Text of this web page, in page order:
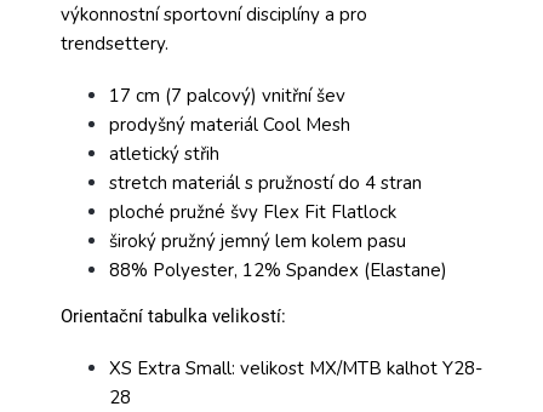
výkonnostní sportovní disciplíny a pro
trendsettery.
17 cm (7 palcový) vnitřní šev
prodyšný materiál Cool Mesh
atletický střih
stretch materiál s pružností do 4 stran
ploché pružné švy Flex Fit Flatlock
široký pružný jemný lem kolem pasu
88% Polyester, 12% Spandex (Elastane)
Orientační tabulka velikostí:
XS Extra Small: velikost MX/MTB kalhot Y28-
28